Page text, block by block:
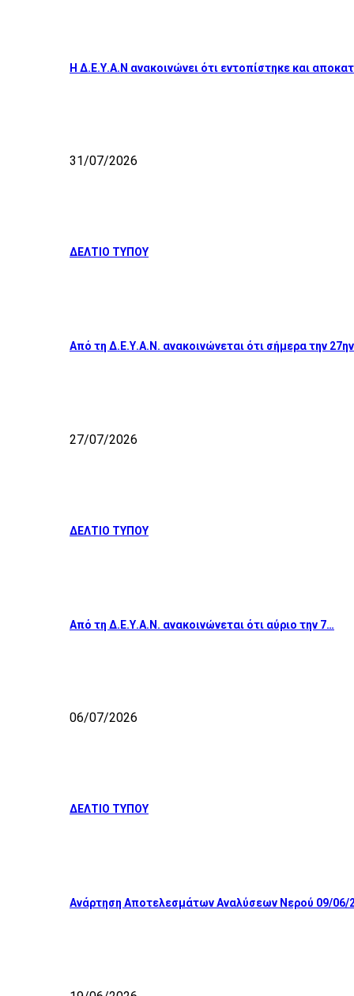
Η Δ.Ε.Υ.Α.Ν ανακοινώνει ότι εντοπίστηκε και
31/07/2026
ΔΕΛΤΙΟ ΤΥΠΟΥ
Από τη Δ.Ε.Υ.Α.Ν. ανακοινώνεται ότι σήμερα την
27/07/2026
ΔΕΛΤΙΟ ΤΥΠΟΥ
Από τη Δ.Ε.Υ.Α.Ν. ανακοινώνεται ότι αύριο την 7…
06/07/2026
ΔΕΛΤΙΟ ΤΥΠΟΥ
Ανάρτηση Αποτελεσμάτων Αναλύσεων Νερού 09/06/